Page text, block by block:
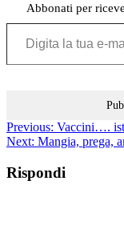
Abbonati per
Digita la tua e-mail...
Previous: Vaccini….
Next: Mangia, prega,
Rispondi